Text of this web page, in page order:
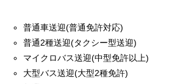
普通車送迎(普通免許対応)
普通2種送迎(タクシー型送迎)
マイクロバス送迎(中型免許以上)
大型バス送迎(大型2種免許)